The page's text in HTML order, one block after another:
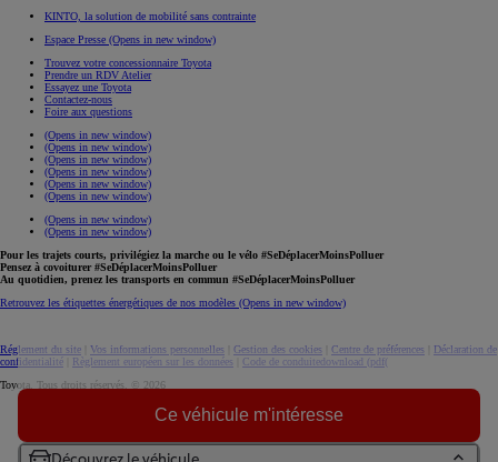
Ce véhicule m'intéresse
Découvrez le véhicule
KINTO, la solution de mobilité sans contrainte
Espace Presse (Opens in new window)
Trouvez votre concessionnaire Toyota
Prendre un RDV Atelier
Essayez une Toyota
Contactez-nous
Foire aux questions
(Opens in new window)
(Opens in new window)
(Opens in new window)
(Opens in new window)
(Opens in new window)
(Opens in new window)
(Opens in new window)
(Opens in new window)
Pour les trajets courts, privilégiez la marche ou le vélo #SeDéplacerMoinsPolluer
Pensez à covoiturer #SeDéplacerMoinsPolluer
Au quotidien, prenez les transports en commun #SeDéplacerMoinsPolluer
Retrouvez les étiquettes énergétiques de nos modèles (Opens in new window)
Réglement du site Vos informations personnelles Gestion des cookies Centre de préférences
Déclaration de
confidentialité
Règlement européen sur les données Code de conduitedownload (pdf(
Toyota. Tous droits réservés. © 2026
Accessibilité : non conforme